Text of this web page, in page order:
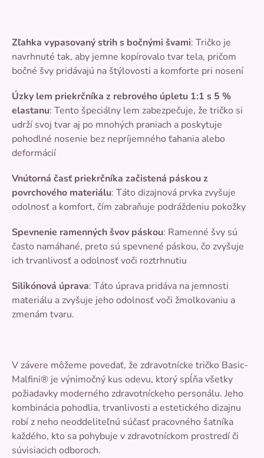
Zľahka vypasovaný strih s bočnými švami: Tričko je
navrhnuté tak, aby jemne kopírovalo tvar tela, pričom
bočné švy pridávajú na štýlovosti a komforte pri nosení
Úzky lem priekrčníka z rebrového úpletu 1:1 s 5 %
elastanu: Tento špeciálny lem zabezpečuje, že tričko si
udrží svoj tvar aj po mnohých praniach a poskytuje
pohodlné nosenie bez nepríjemného ťahania alebo
deformácií
Vnútorná časť priekrčníka začistená páskou z
povrchového materiálu: Táto dizajnová prvka zvyšuje
odolnosť a komfort, čím zabraňuje podráždeniu pokožky
Spevnenie ramenných švov páskou: Ramenné švy sú
často namáhané, preto sú spevnené páskou, čo zvyšuje
ich trvanlivosť a odolnosť voči roztrhnutiu
Silikónová úprava: Táto úprava pridáva na jemnosti
materiálu a zvyšuje jeho odolnosť voči žmolkovaniu a
zmenám tvaru.
V závere môžeme povedať, že zdravotnícke tričko Basic-
Malfini® je výnimočný kus odevu, ktorý spĺňa všetky
požiadavky moderného zdravotníckeho personálu. Jeho
kombinácia pohodlia, trvanlivosti a estetického dizajnu
robí z neho neoddeliteľnú súčasť pracovného šatníka
každého, kto sa pohybuje v zdravotníckom prostredí či
súvisiacich odboroch.